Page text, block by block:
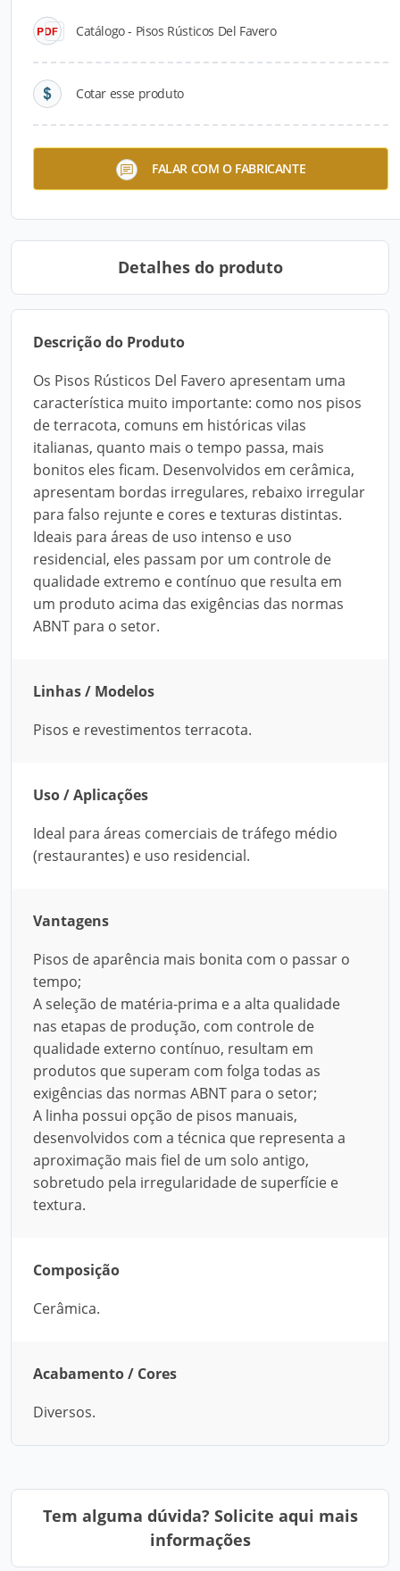
Catálogo - Pisos Rústicos Del Favero
Cotar esse produto
FALAR COM O FABRICANTE
Detalhes do produto
Descrição do Produto
Os Pisos Rústicos Del Favero apresentam uma
característica muito importante: como nos pisos
de terracota, comuns em históricas vilas
italianas, quanto mais o tempo passa, mais
bonitos eles ficam. Desenvolvidos em cerâmica,
apresentam bordas irregulares, rebaixo irregular
para falso rejunte e cores e texturas distintas.
Ideais para áreas de uso intenso e uso
residencial, eles passam por um controle de
qualidade extremo e contínuo que resulta em
um produto acima das exigências das normas
ABNT para o setor.
Linhas / Modelos
Pisos e revestimentos terracota.
Uso / Aplicações
Ideal para áreas comerciais de tráfego médio
(restaurantes) e uso residencial.
Vantagens
Pisos de aparência mais bonita com o passar o
tempo;
A seleção de matéria-prima e a alta qualidade
nas etapas de produção, com controle de
qualidade externo contínuo, resultam em
produtos que superam com folga todas as
exigências das normas ABNT para o setor;
A linha possui opção de pisos manuais,
desenvolvidos com a técnica que representa a
aproximação mais fiel de um solo antigo,
sobretudo pela irregularidade de superfície e
textura.
Composição
Cerâmica.
Acabamento / Cores
Diversos.
Tem alguma dúvida? Solicite aqui mais
informações